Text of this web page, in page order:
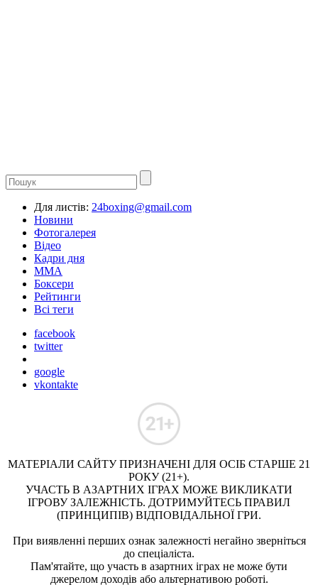
Для листів: 24boxing@gmail.com
Новини
Фотогалерея
Відео
Кадри дня
ММА
Боксери
Рейтинги
Всі теги
facebook
twitter
google
vkontakte
МАТЕРІАЛИ САЙТУ ПРИЗНАЧЕНІ ДЛЯ ОСІБ СТАРШЕ 21
РОКУ (21+).
УЧАСТЬ В АЗАРТНИХ ІГРАХ МОЖЕ ВИКЛИКАТИ
ІГРОВУ ЗАЛЕЖНІСТЬ. ДОТРИМУЙТЕСЬ ПРАВИЛ
(ПРИНЦИПІВ) ВІДПОВІДАЛЬНОЇ ГРИ.
При виявленні перших ознак залежності негайно зверніться
до спеціаліста.
Пам'ятайте, що участь в азартних іграх не може бути
джерелом доходів або альтернативою роботі.